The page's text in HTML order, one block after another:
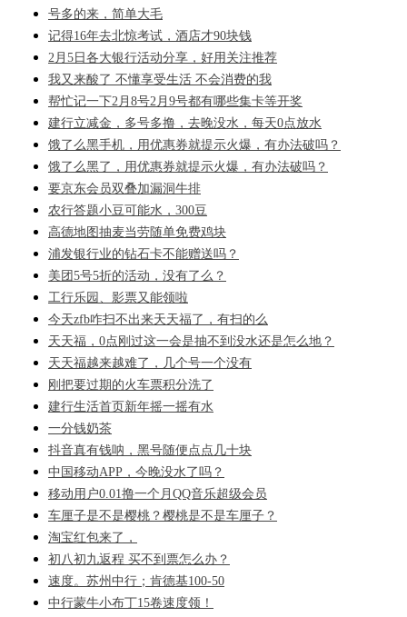
号多的来，简单大毛
记得16年去北惊考试，酒店才90块钱
2月5日各大银行活动分享，好用关注推荐
我又来酸了 不懂享受生活 不会消费的我
帮忙记一下2月8号2月9号都有哪些集卡等开奖
建行立减金，多号多撸，去晚没水，每天0点放水
饿了么黑手机，用优惠券就提示火爆，有办法破吗？
饿了么黑了，用优惠券就提示火爆，有办法破吗？
要京东会员双叠加漏洞牛排
农行答题小豆可能水，300豆
高德地图抽麦当劳随单免费鸡块
浦发银行业的钻石卡不能赠送吗？
美团5号5折的活动，没有了么？
工行乐园、影票又能领啦
今天zfb咋扫不出来天天福了，有扫的么
天天福，0点刚过这一会是抽不到没水还是怎么地？
天天福越来越难了，几个号一个没有
刚把要过期的火车票积分洗了
建行生活首页新年摇一摇有水
一分钱奶茶
抖音真有钱呐，黑号随便点点几十块
中国移动APP，今晚没水了吗？
移动用户0.01撸一个月QQ音乐超级会员
车厘子是不是樱桃？樱桃是不是车厘子？
淘宝红包来了，
初八初九返程 买不到票怎么办？
速度。苏州中行；肯德基100-50
中行蒙牛小布丁15卷速度领！